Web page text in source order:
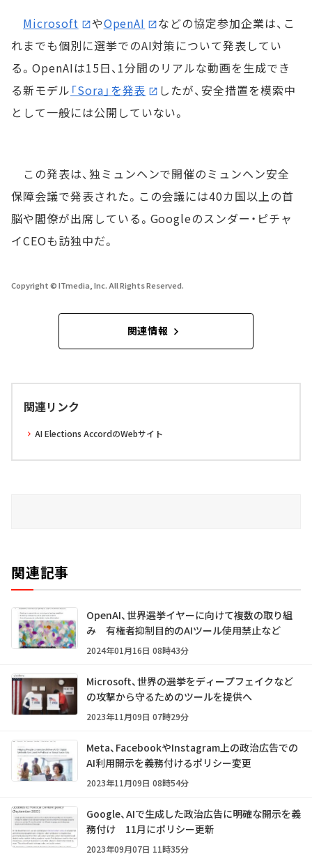
Microsoft やOpenAI
などの協定参加企業は、こ
れまでも個別に選挙でのAI対策について発表してい
る。OpenAIは15日、1分間のリアルな動画を生成でき
る新モデル 「Sora」を発表
したが、安全措置を模索中
として一般には公開していない。
この発表は、独ミュンヘンで開催のミュンヘン安全
保障会議で発表された。この会議には40カ国以上の首
脳や閣僚が出席している。Googleのスンダー・ピチャ
イCEOも訪独中だ。
Copyright © ITmedia, Inc. All Rights Reserved.
関連情報
関連リンク
AI Elections AccordのWebサイト
関連記事
OpenAI、世界選挙イヤーに向けて複数の取り組
み 有権者抑制目的のAIツール使用禁止など
2024年01月16日 08時43分
Microsoft、世界の選挙をディープフェイクなど
の攻撃から守るためのツールを提供へ
2023年11月09日 07時29分
Meta、FacebookやInstagram上の政治広告での
AI利用開示を義務付けるポリシー変更
2023年11月09日 08時54分
Google、AIで生成した政治広告に明確な開示を義
務付け 11月にポリシー更新
2023年09月07日 11時35分